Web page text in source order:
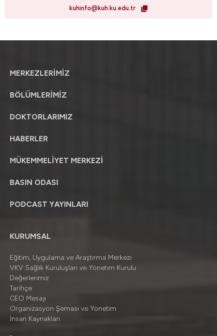
kuhinfo@kuh.ku.edu.tr
MERKEZLERİMİZ
BÖLÜMLERİMİZ
DOKTORLARIMIZ
HABERLER
MÜKEMMELİYET MERKEZİ
BASIN ODASI
PODCAST YAYINLARI
KURUMSAL
Eğitim, Uygulama ve Araştırma Merkezi
VKV Sağlık Kuruluşları ve Yönetim Kurulu
Değerlerimiz
Tarihçe
CEO Mesajı
Organizasyon Şeması ve Yönetim
İnsan Kaynakları